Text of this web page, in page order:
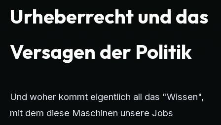
Urheberrecht und das
Versagen der Politik
Und woher kommt eigentlich all das "Wissen",
mit dem diese Maschinen unsere Jobs